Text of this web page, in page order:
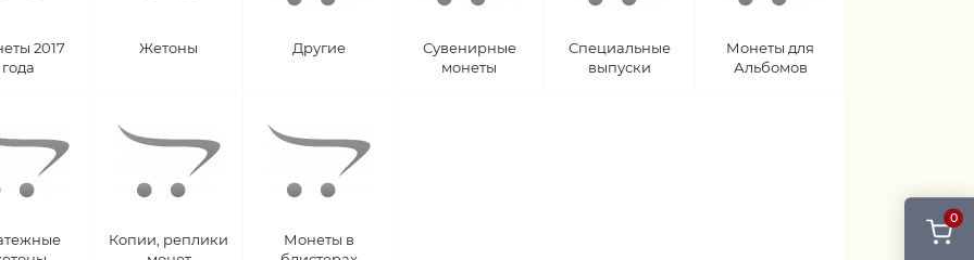
0
2017
года
Жетоны Другие
Сувенирные
монеты
Специальные
выпуски
Монеты для
Альбомов
Копии, реплики
Монеты в